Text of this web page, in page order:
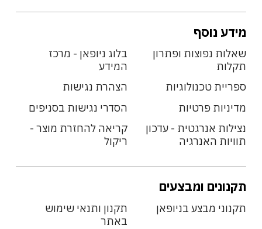
מידע נוסף
שאלות נפוצות ופתרון
תקלות
בלוג ניופאן - מרכז
המידע
ספריית טכנולוגיות
הצהרת נגישות
מדיניות פרטיות
הסדרי נגישות בסניפים
נצילות אנרגטית - עדכון
תוויות האנרגיה
קריאה להחזרת מוצר -
ריקול
תקנונים ומבצעים
תקנוני מבצע בניופאן
תקנון ותנאי שימוש
באתר